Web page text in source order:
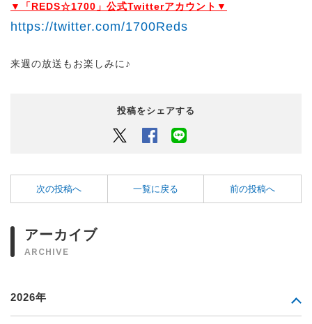
▼「REDS☆1700」公式Twitterアカウント▼
https://twitter.com/1700Reds
来週の放送もお楽しみに♪
投稿をシェアする
Twitter Facebook
次の投稿へ 一覧に戻る 前の投稿へ
アーカイブ
ARCHIVE
2026年